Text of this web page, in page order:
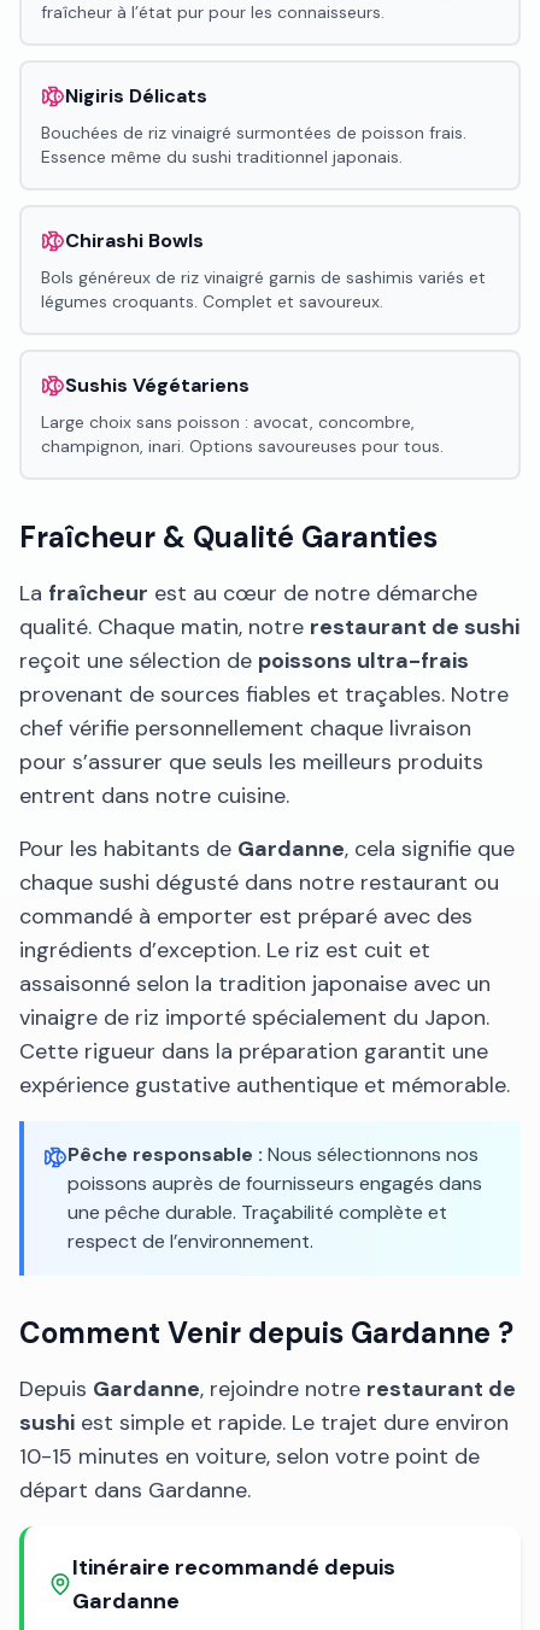
fraîcheur à l’état pur pour les connaisseurs.
Nigiris Délicats
Bouchées de riz vinaigré surmontées de poisson frais.
Essence même du sushi traditionnel japonais.
Chirashi Bowls
Bols généreux de riz vinaigré garnis de sashimis variés et
légumes croquants. Complet et savoureux.
Sushis Végétariens
Large choix sans poisson : avocat, concombre,
champignon, inari. Options savoureuses pour tous.
Fraîcheur & Qualité Garanties
La fraîcheur est au cœur de notre démarche
qualité. Chaque matin, notre restaurant de sushi
reçoit une sélection de poissons ultra-frais
provenant de sources fiables et traçables. Notre
chef vérifie personnellement chaque livraison
pour s’assurer que seuls les meilleurs produits
entrent dans notre cuisine.
Pour les habitants de Gardanne, cela signifie que
chaque sushi dégusté dans notre restaurant ou
commandé à emporter est préparé avec des
ingrédients d’exception. Le riz est cuit et
assaisonné selon la tradition japonaise avec un
vinaigre de riz importé spécialement du Japon.
Cette rigueur dans la préparation garantit une
expérience gustative authentique et mémorable.
Pêche responsable : Nous sélectionnons nos
poissons auprès de fournisseurs engagés dans
une pêche durable. Traçabilité complète et
respect de l’environnement.
Comment Venir depuis Gardanne ?
Depuis Gardanne, rejoindre notre restaurant de
sushi est simple et rapide. Le trajet dure environ
10-15 minutes en voiture, selon votre point de
départ dans Gardanne.
Itinéraire recommandé depuis
Gardanne